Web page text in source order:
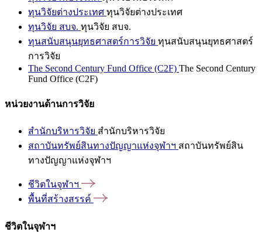
ทุนวิจัยต่างประเทศ ทุนวิจัยต่างประเทศ
ทุนวิจัย สบจ. ทุนวิจัย สบจ.
ทุนสนับสนุนยุทธศาสตร์การวิจัย ทุนสนับสนุนยุทธศาสตร์
การวิจัย
The Second Century Fund Office (C2F) The Second Century
Fund Office (C2F)
หน่วยงานด้านการวิจัย
สำนักบริหารวิจัย สำนักบริหารวิจัย
สถาบันทรัพย์สินทางปัญญาแห่งจุฬาฯ สถาบันทรัพย์สิน
ทางปัญญาแห่งจุฬาฯ
ชีวิตในจุฬาฯ
พื้นที่สร้างสรรค์
ชีวิตในจุฬาฯ